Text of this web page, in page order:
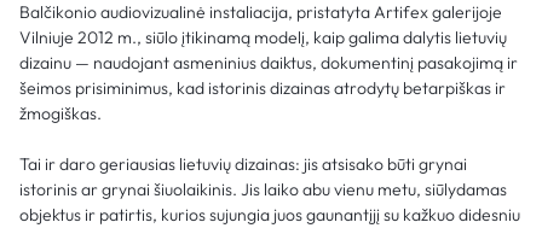
Balčikonio audiovizualinė instaliacija, pristatyta Artifex galerijoje
Vilniuje 2012 m., siūlo įtikinamą modelį, kaip galima dalytis lietuvių
dizainu — naudojant asmeninius daiktus, dokumentinį pasakojimą ir
šeimos prisiminimus, kad istorinis dizainas atrodytų betarpiškas ir
žmogiškas.
Tai ir daro geriausias lietuvių dizainas: jis atsisako būti grynai
istorinis ar grynai šiuolaikinis. Jis laiko abu vienu metu, siūlydamas
objektus ir patirtis, kurios sujungia juos gaunantįjį su kažkuo didesniu